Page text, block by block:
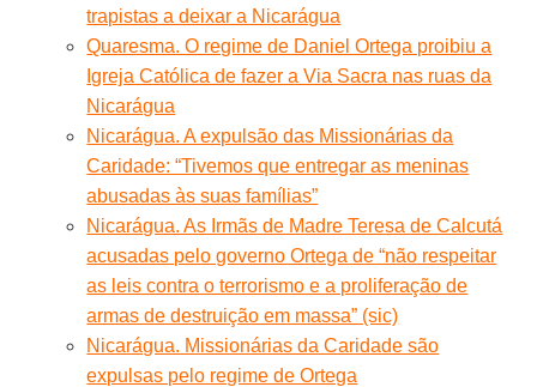
trapistas a deixar a Nicarágua
Quaresma. O regime de Daniel Ortega proibiu a
Igreja Católica de fazer a Via Sacra nas ruas da
Nicarágua
Nicarágua. A expulsão das Missionárias da
Caridade: “Tivemos que entregar as meninas
abusadas às suas famílias”
Nicarágua. As Irmãs de Madre Teresa de Calcutá
acusadas pelo governo Ortega de “não respeitar
as leis contra o terrorismo e a proliferação de
armas de destruição em massa” (sic)
Nicarágua. Missionárias da Caridade são
expulsas pelo regime de Ortega